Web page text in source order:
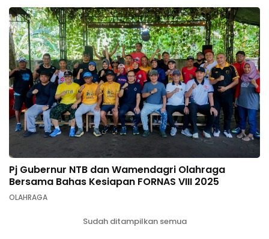
Pj Gubernur NTB dan Wamendagri Olahraga
Bersama Bahas Kesiapan FORNAS VIII 2025
OLAHRAGA
Sudah ditampilkan semua